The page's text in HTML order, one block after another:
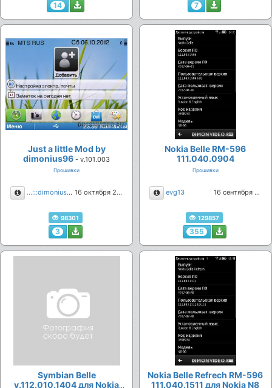
14 7
Just a little Mod by
dimonius96 - v.101.003
Прошивки
Описание ...:::dimonius96:::... 16 октября 2012
98301
3
Nokia Belle RM-596
111.040.0904
Прошивки
Описание
evg13 16 сентября 2012
129857
355
Symbian Belle
v.112.010.1404 для Nokia
Nokia Belle Refrech RM-596
111.040.1511 для Nokia N8